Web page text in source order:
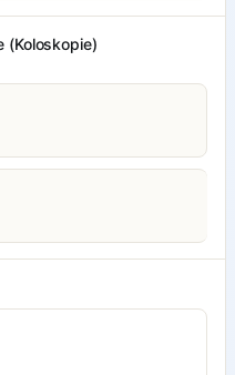
(Koloskopie)